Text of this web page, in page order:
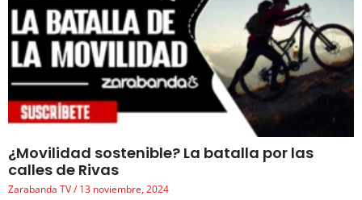
¿Movilidad sostenible? La batalla por las
calles de Rivas
Zarabanda TV 13 noviembre, 2024